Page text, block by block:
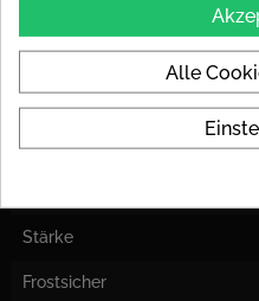
Auf Lager 48 Artikel
Datenblatt
Stärke
Frostsicher
Alle